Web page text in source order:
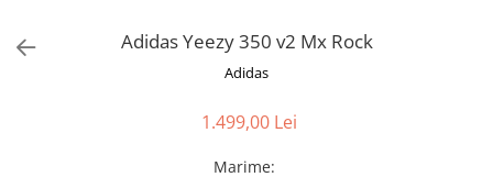
Adidas Yeezy 350 v2 Mx Rock
Adidas
1.499,00 Lei
Marime: